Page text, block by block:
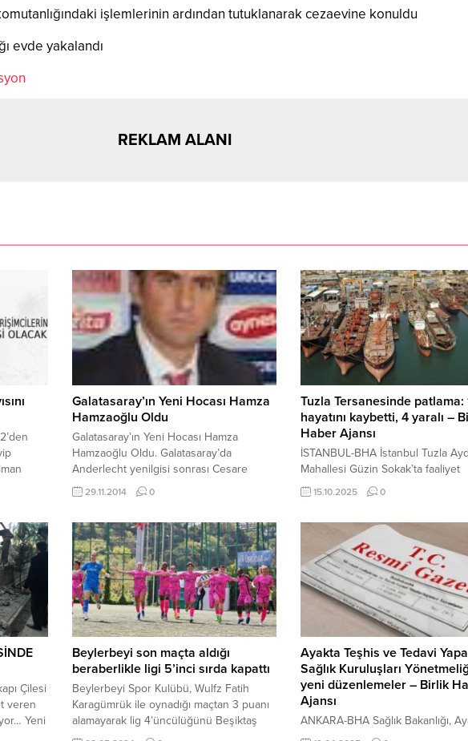
işlemlerinin ardından tutuklanarak cezaevine konuldu
evde yakalandı
REKLAM ALANI
bir
söyledi.
Galatasaray’ın Yeni Hocası Hamza
Hamzaoğlu Oldu
Galatasaray’ın Yeni Hocası Hamza
Hamzaoğlu Oldu. Galatasaray’da
Anderlecht yenilgisi sonrası Cesare
Prandelli’yi gönderme kararını aldıktan
sonra son noktayı koydu. Galatasaray’da
Prandelli’nin bileti kesilerek Fatih Terim’in
yardımcısında karar kıldı. Hamza
Hamzaoğlu, sarı kırmızılı yöneticilere
“Hocam izin verirse sizinle çalışırım”
cevabını verdi. Terim’den “Ben bu fırsatı
değerlendirmek istiyorum
hocam” diyerek izin isteyen Hamzaoğlu,
onayı...
29.11.2014 0
Tuzla Tersanesinde patlama:
hayatını kaybetti, 4 yaralı –
Haber Ajansı
İSTANBUL-BHA İstanbul Tuzla
Mahallesi Güzin Sokak’ta faaliyet
gösteren Torlak Tersanesi’nde
süren bir gemide patlama
onarımı sırasında yaşandı. Hava
9 il için sarı kodlu uyarı verildi
Görüntüle Olay yerine sevk edilen
ekipler Patlamanın ihbar edilmesi
polis, itfaiye, sağlık, İl Afet...
15.10.2025 0
Çilesi
veren
Yeni
Beylerbeyi son maçta aldığı
beraberlikle ligi 5’inci sırda kapattı
Beylerbeyi Spor Kulübü, Wulfz Fatih
Karagümrük ile oynadığı maçtan 3 puanı
alamayarak lig 4’üncülüğünü Beşiktaş
United Payment’a kaptırdı. 8 Mayıs 2024,
Ayakta Teşhis ve Tedavi
Sağlık Kuruluşları
yeni düzenlemeler – Birlik
Ajansı
ANKARA-BHA Sağlık Bakanlığı,
Teşhis ve Tedavi Yapılan Özel